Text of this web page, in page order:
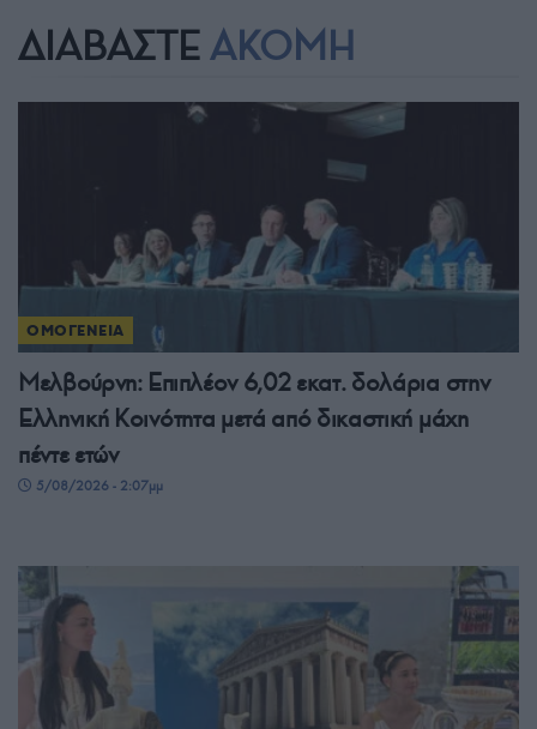
ΔΙΑΒΑΣΤΕ ΑΚΟΜΗ
ΟΜΟΓΕΝΕΙΑ
Μελβούρνη: Επιπλέον 6,02 εκατ. δολάρια στην
Ελληνική Κοινότητα μετά από δικαστική μάχη
πέντε ετών
5/08/2026 - 2:07μμ